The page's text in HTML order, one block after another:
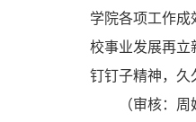
学院各项工作
校事业发展再立
钉钉子精神，久
（审核：